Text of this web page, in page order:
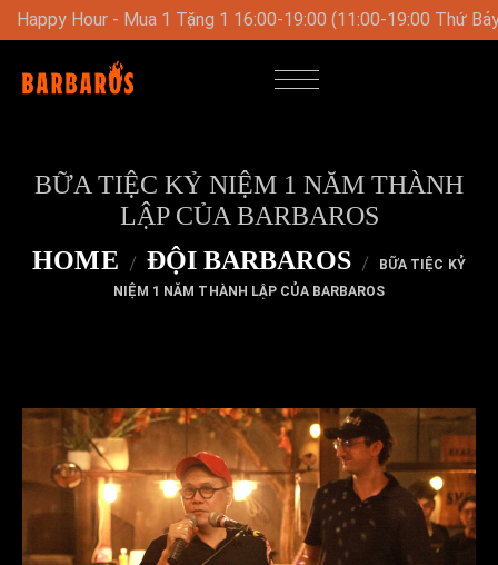
Bảy-Chủ Nhật) Thực Đơn Trưa Đặc Biệt Vào Cuối Tuần
BỮA TIỆC KỶ NIỆM 1 NĂM THÀNH
LẬP CỦA BARBAROS
HOME
ĐỘI BARBAROS
BỮA TIỆC KỶ
NIỆM 1 NĂM THÀNH LẬP CỦA BARBAROS